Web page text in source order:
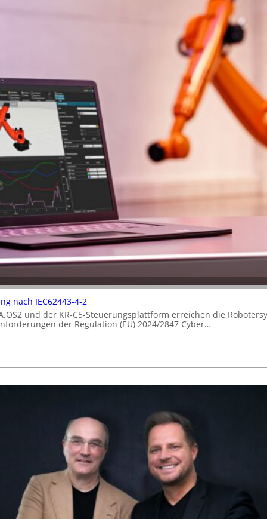
nach IEC62443-4-2
und der KR-C5-Steuerungsplattform erreichen die
der Regulation (EU) 2024/2847 Cyber…